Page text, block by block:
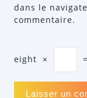
dans le
commentaire.
eight × =